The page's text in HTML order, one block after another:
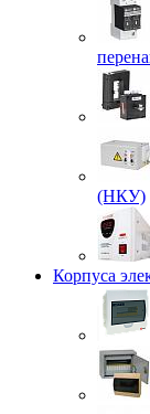
(НКУ)
Корпуса